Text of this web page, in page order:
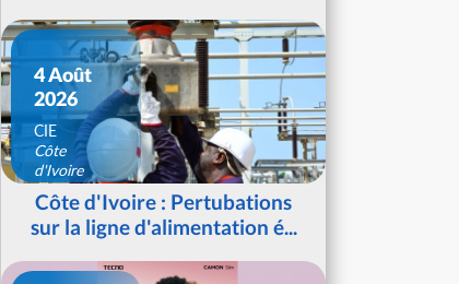
4 Août
2026
CIE
Côte
d'Ivoire
Côte d'Ivoire : Pertubations
sur la ligne d'alimentation é...